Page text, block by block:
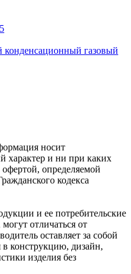
газовый
носит
характер и ни при каких
определяемой
кодекса
и ее потребительские
отличаться от
оставляет за собой
конструкцию, дизайн,
изделия без